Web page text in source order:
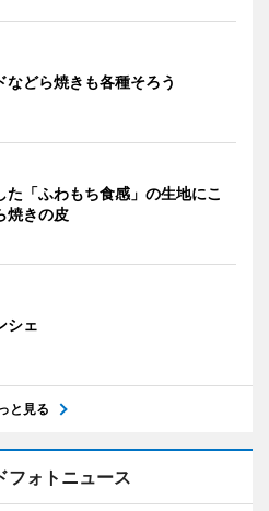
などら焼きも各種そろう
た「ふわもち食感」の生地にこ
焼きの皮
シェ
と見る
フォトニュース